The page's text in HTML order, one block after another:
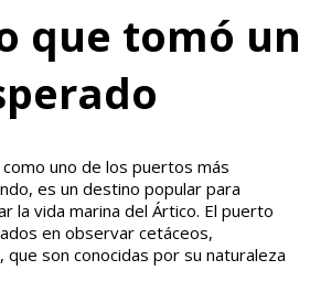
que tomó un
uno de los puertos más
es un destino popular para
la vida marina del Ártico. El puerto
en observar cetáceos,
son conocidas por su naturaleza